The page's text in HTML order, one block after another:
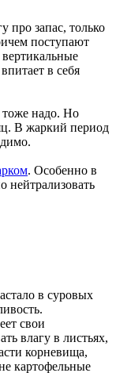
про запас, только
поступают
в себя
тоже надо. Но
В жаркий период
. Особенно в
нейтрализовать
в суровых
свои
влагу в листьях,
корневища,
картофельные